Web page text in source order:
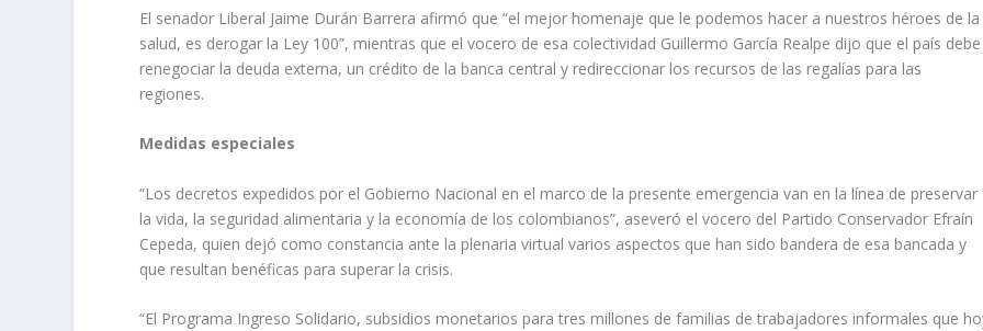
El senador Liberal Jaime Durán Barrera afirmó que “el mejor homenaje que le podemos hacer a nuestros héroes de la
salud, es derogar la Ley 100”, mientras que el vocero de esa colectividad Guillermo García Realpe dijo que el país debe
renegociar la deuda externa, un crédito de la banca central y redireccionar los recursos de las regalías para las
regiones.
Medidas especiales
“Los decretos expedidos por el Gobierno Nacional en el marco de la presente emergencia van en la línea de preservar
la vida, la seguridad alimentaria y la economía de los colombianos”, aseveró el vocero del Partido Conservador Efraín
Cepeda, quien dejó como constancia ante la plenaria virtual varios aspectos que han sido bandera de esa bancada y
que resultan benéficas para superar la crisis.
“El Programa Ingreso Solidario, subsidios monetarios para tres millones de familias de trabajadores informales que